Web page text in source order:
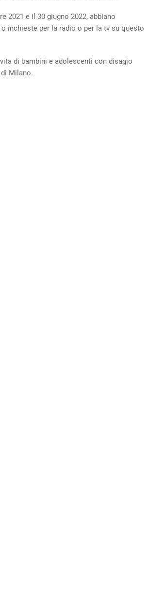
2021 e il 30 giugno 2022, abbiano
inchieste per la radio o per la tv su questo
di bambini e adolescenti con disagio
Milano.